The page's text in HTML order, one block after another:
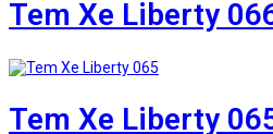
Tem Xe Liberty
Tem Xe Liberty